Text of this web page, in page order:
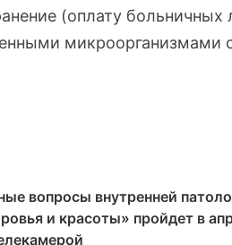
(оплату
вопросы внутренней
и красоты» пройдет в